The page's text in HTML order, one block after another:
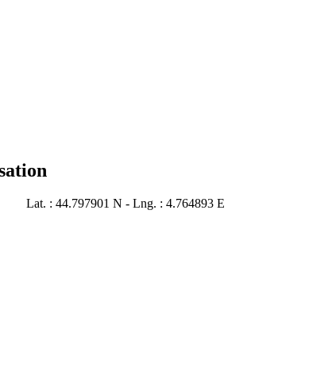
Lat. : 44.797901 N - Lng. : 4.764893 E